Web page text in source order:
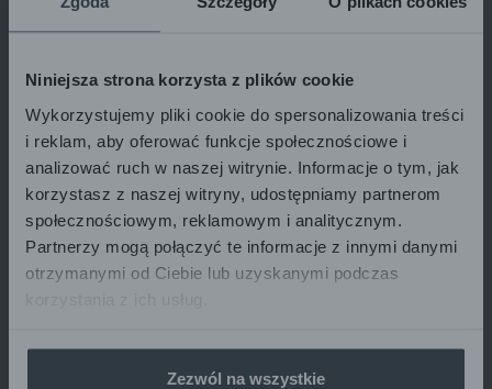
Niniejsza strona korzysta z plików cookie
Wykorzystujemy pliki cookie do spersonalizowania treści
i reklam, aby oferować funkcje społecznościowe i
analizować ruch w naszej witrynie. Informacje o tym, jak
korzystasz z naszej witryny, udostępniamy partnerom
społecznościowym, reklamowym i analitycznym.
Partnerzy mogą połączyć te informacje z innymi danymi
otrzymanymi od Ciebie lub uzyskanymi podczas
Zezwól na wszystkie
CONSEILS D’UTILISATION
Appliquez la crème sur les zones hyperpigmentées 2 à 4 fois par
jour.
L’effet est visible après un minimum de 3 semaines d’utilisation du
produit.